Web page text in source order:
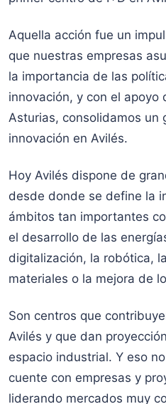
Aquella acción fue un
que nuestras empresas
la importancia de las
innovación, y con el apoyo
Asturias, consolidamos un
innovación en Avilés.
Hoy Avilés dispone de
desde donde se define la
ámbitos tan importantes
el desarrollo de las
digitalización, la robótica,
materiales o la mejora de
Son centros que
Avilés y que dan
espacio industrial. Y eso
cuente con empresas y
liderando mercados muy